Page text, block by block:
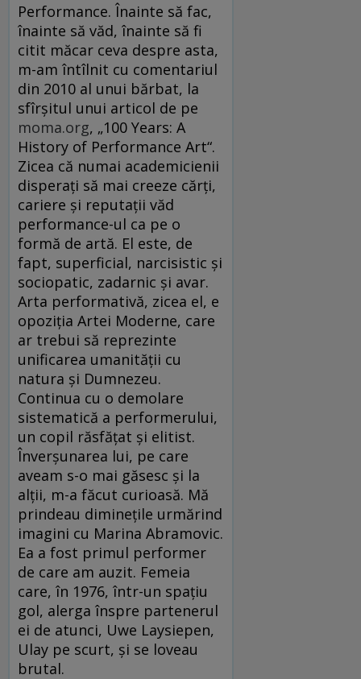
Performance. Înainte să fac,
înainte să văd, înainte să fi
citit măcar ceva despre asta,
m-am întîlnit cu comentariul
din 2010 al unui bărbat, la
sfîrșitul unui articol de pe
moma.org, „100 Years: A
History of Performance Art“.
Zicea că numai academicienii
disperați să mai creeze cărți,
cariere și reputații văd
performance-ul ca pe o
formă de artă. El este, de
fapt, superficial, narcisistic și
sociopatic, zadarnic și avar.
Arta performativă, zicea el, e
opoziția Artei Moderne, care
ar trebui să reprezinte
unificarea umanității cu
natura și Dumnezeu.
Continua cu o demolare
sistematică a performerului,
un copil răsfățat și elitist.
Înverșunarea lui, pe care
aveam s-o mai găsesc și la
alții, m-a făcut curioasă. Mă
prindeau diminețile urmărind
imagini cu Marina Abramovic.
Ea a fost primul performer
de care am auzit. Femeia
care, în 1976, într-un spațiu
gol, alerga înspre partenerul
ei de atunci, Uwe Laysiepen,
Ulay pe scurt, și se loveau
brutal.